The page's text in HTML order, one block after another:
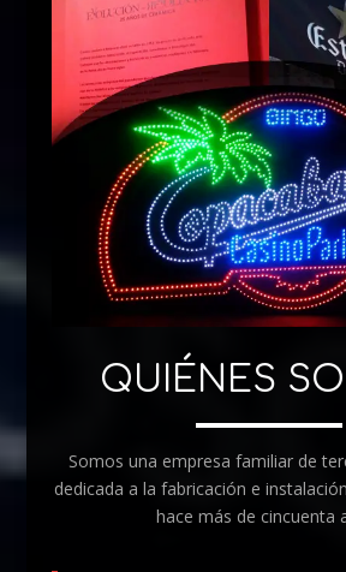
QUIÉNES
Somos una empresa familiar de
dedicada a la fabricación e
hace más de cincuenta